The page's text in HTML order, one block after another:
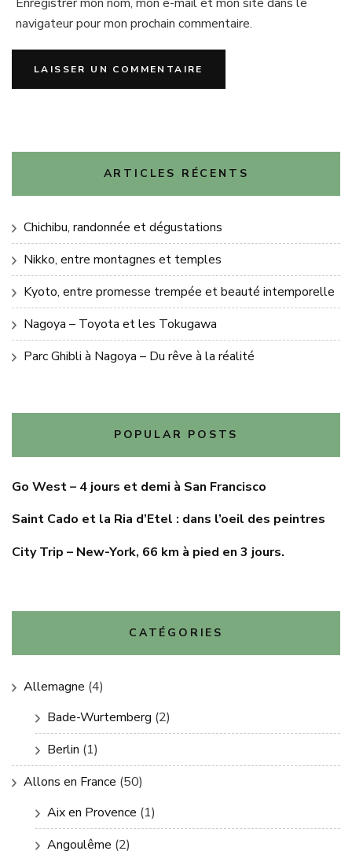
navigateur pour mon prochain commentaire.
ARTICLES RÉCENTS
Chichibu, randonnée et dégustations
Nikko, entre montagnes et temples
Kyoto, entre promesse trempée et beauté intemporelle
Nagoya – Toyota et les Tokugawa
Parc Ghibli à Nagoya – Du rêve à la réalité
POPULAR POSTS
Go West – 4 jours et demi à San Francisco
Saint Cado et la Ria d’Etel : dans l’oeil des peintres
City Trip – New-York, 66 km à pied en 3 jours.
CATÉGORIES
Allemagne (4)
Bade-Wurtemberg (2)
Berlin (1)
Allons en France (50)
Aix en Provence (1)
Angoulême (2)